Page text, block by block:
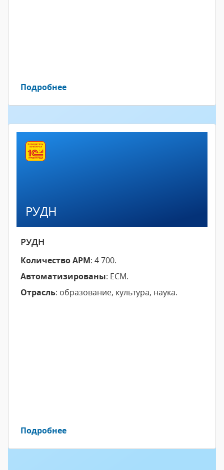
Подробнее
РУДН
РУДН
Количество АРМ: 4 700.
Автоматизированы: ECM.
Отрасль: образование, культура, наука.
Подробнее